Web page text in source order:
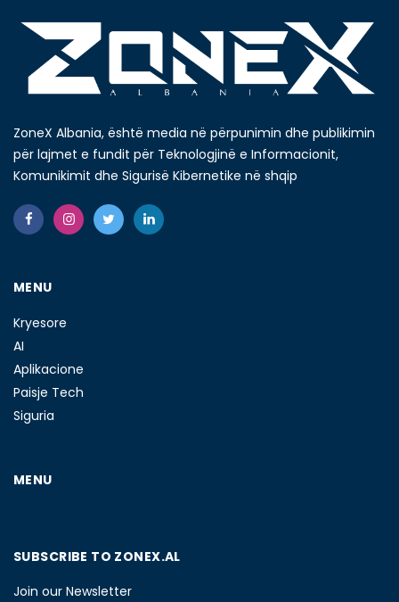
ZoneX Albania, është media në përpunimin dhe publikimin
për lajmet e fundit për Teknologjinë e Informacionit,
Komunikimit dhe Sigurisë Kibernetike në shqip
MENU
Kryesore
AI
Aplikacione
Paisje Tech
Siguria
MENU
SUBSCRIBE TO ZONEX.AL
Join our Newsletter